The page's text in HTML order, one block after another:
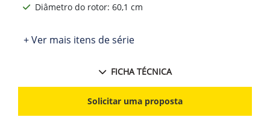
Diâmetro do rotor: 60,1 cm
+ Ver mais itens de série
FICHA TÉCNICA
Solicitar uma proposta